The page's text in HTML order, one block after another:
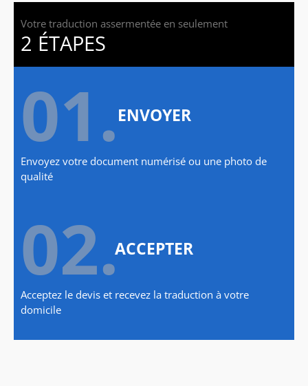
Votre traduction assermentée en seulement
2 ÉTAPES
01.ENVOYER
Envoyez votre document numérisé ou une photo de
qualité
02.ACCEPTER
Acceptez le devis et recevez la traduction à votre
domicile